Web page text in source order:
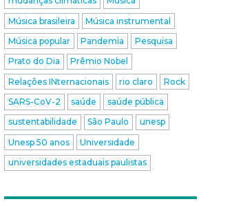
Música brasileira
Música instrumental
Música popular
Pandemia
Pesquisa
Prato do Dia
Prêmio Nobel
Relações INternacionais
rio claro
Rock
SARS-CoV-2
saúde
saúde pública
sustentabilidade
São Paulo
unesp
Unesp 50 anos
Universidade
universidades estaduais paulistas